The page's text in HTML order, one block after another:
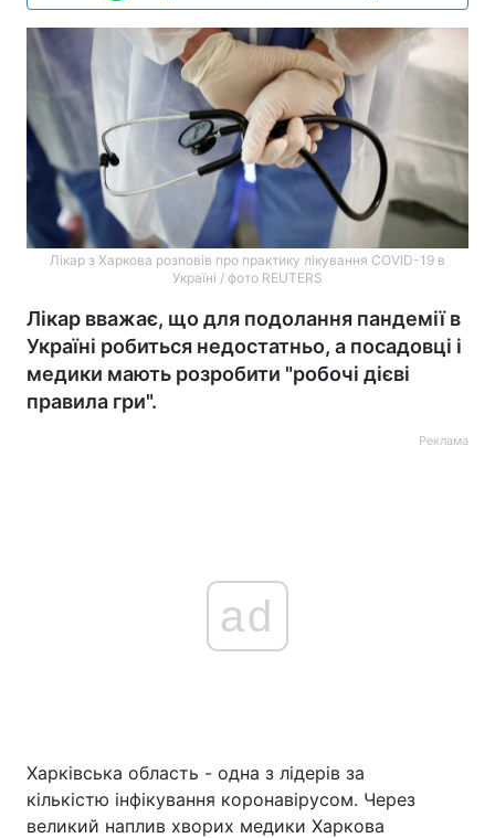
Лікар з Харкова розповів про практику лікування COVID-19 в
Україні / фото REUTERS
Лікар вважає, що для подолання пандемії в
Україні робиться недостатньо, а посадовці і
медики мають розробити "робочі дієві
правила гри".
Реклама
ad
Харківська область - одна з лідерів за
кількістю інфікування коронавірусом. Через
великий наплив хворих медики Харкова